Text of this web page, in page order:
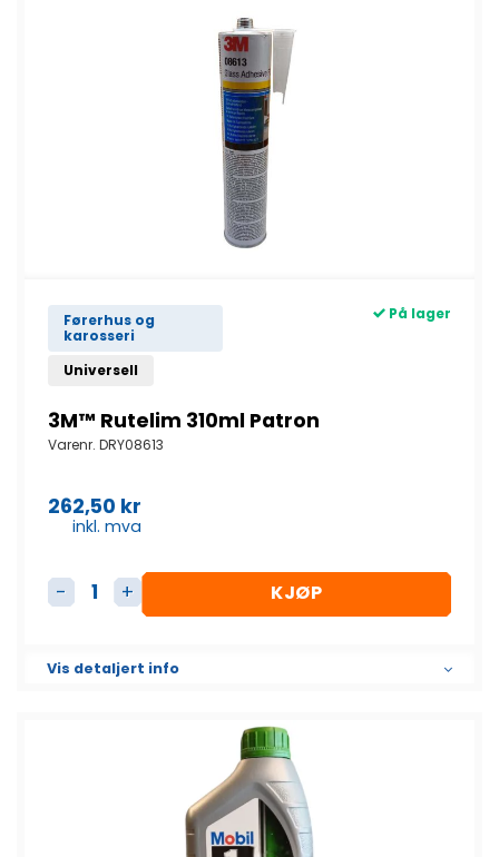
Førerhus og
karosseri
Universell
På lager
3M™ Rutelim 310ml Patron
Varenr. DRY08613
262,50 kr
inkl. mva
3M™ Rutelim 310ml Patron antall
KJØP
Vis detaljert info